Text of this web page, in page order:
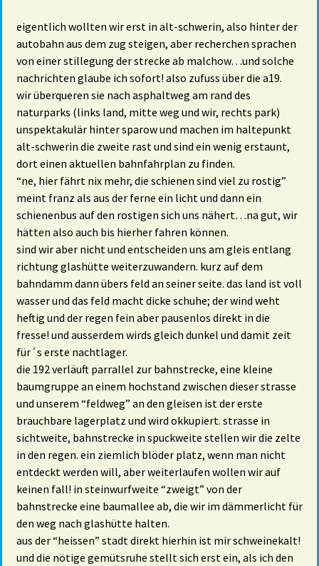
eigentlich wollten wir erst in alt-schwerin, also hinter der
autobahn aus dem zug steigen, aber recherchen sprachen
von einer stillegung der strecke ab malchow…und solche
nachrichten glaube ich sofort! also zufuss über die a19.
wir überqueren sie nach asphaltweg am rand des
naturparks (links land, mitte weg und wir, rechts park)
unspektakulär hinter sparow und machen im haltepunkt
alt-schwerin die zweite rast und sind ein wenig erstaunt,
dort einen aktuellen bahnfahrplan zu finden.
“ne, hier fährt nix mehr, die schienen sind viel zu rostig”
meint franz als aus der ferne ein licht und dann ein
schienenbus auf den rostigen sich uns nähert…na gut, wir
hätten also auch bis hierher fahren können.
sind wir aber nicht und entscheiden uns am gleis entlang
richtung glashütte weiterzuwandern. kurz auf dem
bahndamm dann übers feld an seiner seite. das land ist voll
wasser und das feld macht dicke schuhe; der wind weht
heftig und der regen fein aber pausenlos direkt in die
fresse! und ausserdem wirds gleich dunkel und damit zeit
für´s erste nachtlager.
die 192 verläuft parrallel zur bahnstrecke, eine kleine
baumgruppe an einem hochstand zwischen dieser strasse
und unserem “feldweg” an den gleisen ist der erste
brauchbare lagerplatz und wird okkupiert. strasse in
sichtweite, bahnstrecke in spuckweite stellen wir die zelte
in den regen. ein ziemlich blöder platz, wenn man nicht
entdeckt werden will, aber weiterlaufen wollen wir auf
keinen fall! in steinwurfweite “zweigt” von der
bahnstrecke eine baumallee ab, die wir im dämmerlicht für
den weg nach glashütte halten.
aus der “heissen” stadt direkt hierhin ist mir schweinekalt!
und die nötige gemütsruhe stellt sich erst ein, als ich den